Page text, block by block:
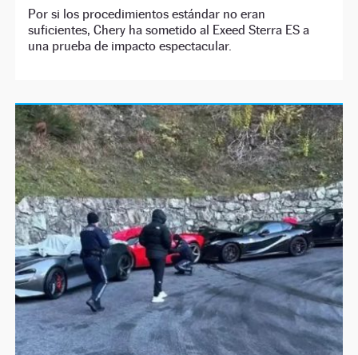
Por si los procedimientos estándar no eran
suficientes, Chery ha sometido al Exeed Sterra ES a
una prueba de impacto espectacular.